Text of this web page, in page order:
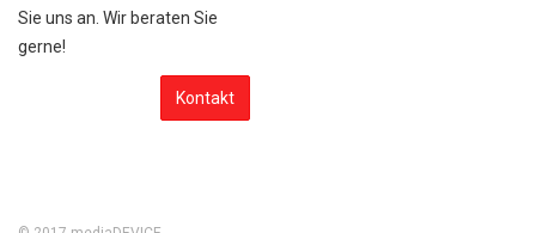
Sie uns an. Wir beraten Sie
gerne!
Kontakt